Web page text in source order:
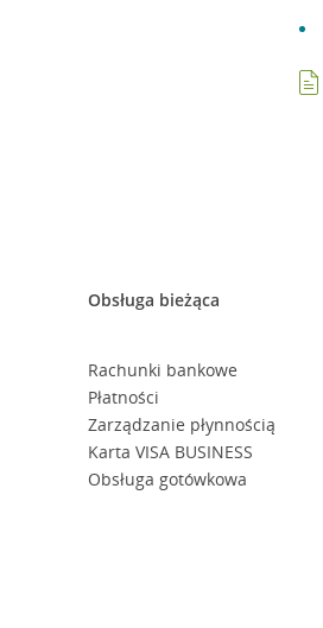
Obsługa bieżąca
Rachunki bankowe
Płatności
Zarządzanie płynnością
Karta VISA BUSINESS
Obsługa gotówkowa